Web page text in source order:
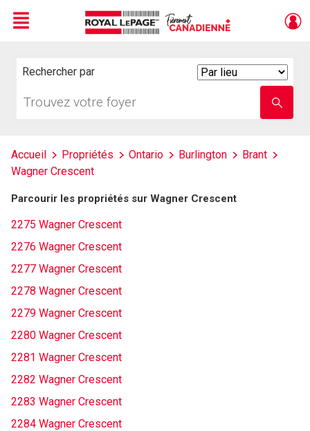
Menu
Rechercher par
votre
nom
Accueil Propriétés Ontario Burlington
Brant
Wagner Crescent
Parcourir les propriétés sur Wagner Crescent
2275 Wagner Crescent
2276 Wagner Crescent
2277 Wagner Crescent
2278 Wagner Crescent
2279 Wagner Crescent
2280 Wagner Crescent
2281 Wagner Crescent
2282 Wagner Crescent
2283 Wagner Crescent
2284 Wagner Crescent